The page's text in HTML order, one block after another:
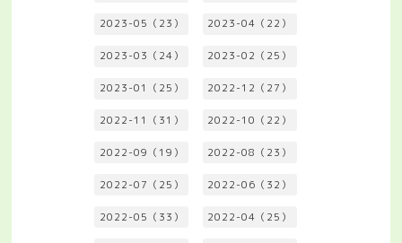
2023-05（23） 2023-04（22）
2023-03（24） 2023-02（25）
2023-01（25） 2022-12（27）
2022-11（31） 2022-10（22）
2022-09（19） 2022-08（23）
2022-07（25） 2022-06（32）
2022-05（33） 2022-04（25）